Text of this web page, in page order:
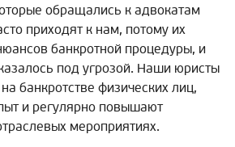
обращались к адвокатам
приходят к нам, потому их
банкротной процедуры, и
под угрозой. Наши юристы
банкротстве физических лиц,
и регулярно повышают
мероприятиях.